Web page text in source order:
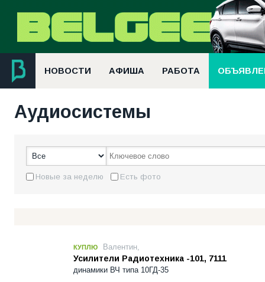
НОВОСТИ АФИША РАБОТА
Аудиосистемы
Новые за неделю Есть фото
КУПЛЮ Валентин,
Усилители Радиотехника -101, 7111
динамики ВЧ типа 10ГД-35